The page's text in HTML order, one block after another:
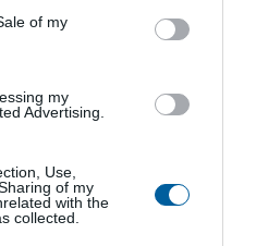
of my
my
Advertising.
Use,
of my
with the
collected.
przemysłowej
elementów